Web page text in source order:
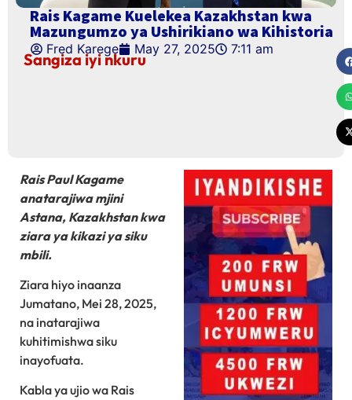
Rais Kagame Kuelekea Kazakhstan kwa
Mazungumzo ya Ushirikiano wa Kihistoria
Fred Karege May 27, 2025 7:11 am
Sangiza iyi nkuru
Rais Paul Kagame
anatarajiwa mjini
Astana, Kazakhstan kwa
ziara ya kikazi ya siku
mbili.
Ziara hiyo inaanza
Jumatano, Mei 28, 2025,
na inatarajiwa
kuhitimishwa siku
inayofuata.
Kabla ya ujio wa Rais